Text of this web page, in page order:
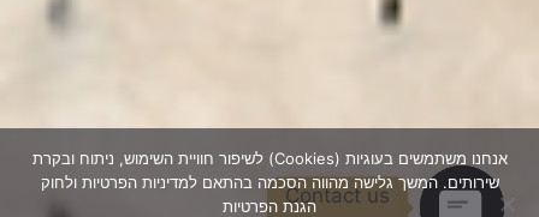
אנחנו משתמשים בעוגיות (Cookies) לשיפור חוויית השימוש, ניתוח ובקרת
שירותים. המשך גלישה מהווה הסכמה בהתאם למדיניות הפרטיות ולחוק
הגנת הפרטיותContact us